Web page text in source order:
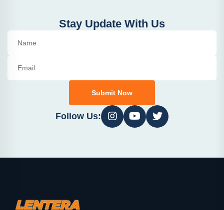
Stay Update With Us
Submit Now
Follow Us: